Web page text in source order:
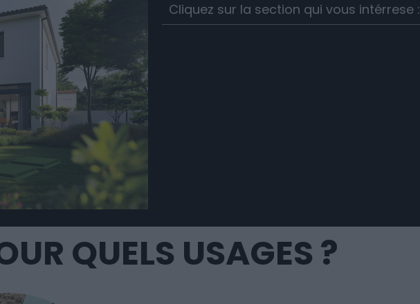
Cliquez sur la section qui vous intérrese :
QUELS USAGES ?